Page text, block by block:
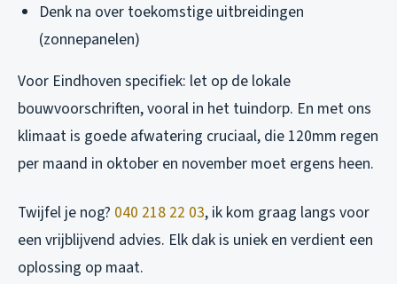
Denk na over toekomstige uitbreidingen
(zonnepanelen)
Voor Eindhoven specifiek: let op de lokale
bouwvoorschriften, vooral in het tuindorp. En met ons
klimaat is goede afwatering cruciaal, die 120mm regen
per maand in oktober en november moet ergens heen.
Twijfel je nog? 040 218 22 03, ik kom graag langs voor
een vrijblijvend advies. Elk dak is uniek en verdient een
oplossing op maat.